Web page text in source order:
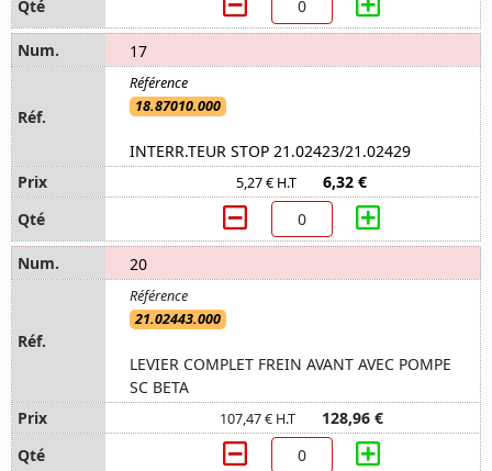
17
18.87010.000
INTERR.TEUR STOP 21.02423/21.02429
5,27 € H.T 6,32 €
20
21.02443.000
LEVIER COMPLET FREIN AVANT AVEC POMPE
SC BETA
107,47 € H.T 128,96 €